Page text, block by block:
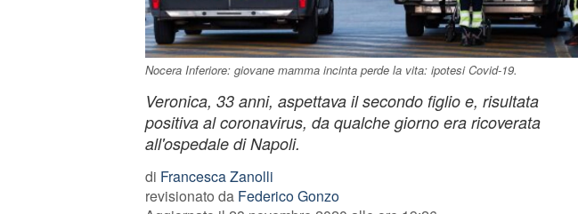
Nocera Inferiore: giovane mamma incinta perde la vita: ipotesi Covid-19.
Veronica, 33 anni, aspettava il secondo figlio e, risultata
positiva al coronavirus, da qualche giorno era ricoverata
all'ospedale di Napoli.
di Francesca Zanolli
revisionato da Federico Gonzo